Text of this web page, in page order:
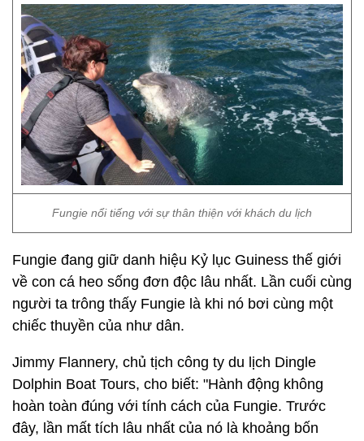
Fungie nổi tiếng với sự thân thiện với khách du lịch
Fungie đang giữ danh hiệu Kỷ lục Guiness thế giới
về con cá heo sống đơn độc lâu nhất. Lần cuối cùng
người ta trông thấy Fungie là khi nó bơi cùng một
chiếc thuyền của như dân.
Jimmy Flannery, chủ tịch công ty du lịch Dingle
Dolphin Boat Tours, cho biết: "Hành động không
hoàn toàn đúng với tính cách của Fungie. Trước
đây, lần mất tích lâu nhất của nó là khoảng bốn